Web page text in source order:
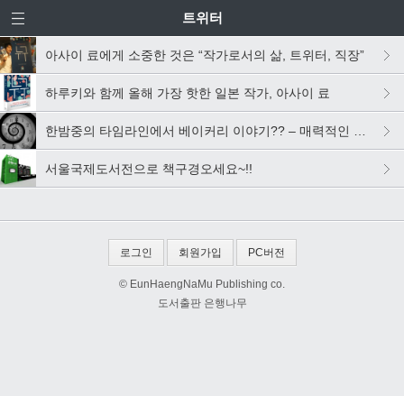
트위터
아사이 료에게 소중한 것은 “작가로서의 삶, 트위터, 직장”
하루키와 함께 올해 가장 핫한 일본 작가, 아사이 료
한밤중의 타임라인에서 베이커리 이야기?? – 매력적인 동네 빵집을 추천해주세요!
서울국제도서전으로 책구경오세요~!!
로그인 회원가입 PC버전
© EunHaengNaMu Publishing co.
도서출판 은행나무